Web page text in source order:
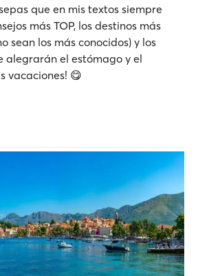
que en mis textos siempre
más TOP, los destinos más
sean los más conocidos) y los
alegrarán el estómago y el
vacaciones! 😋